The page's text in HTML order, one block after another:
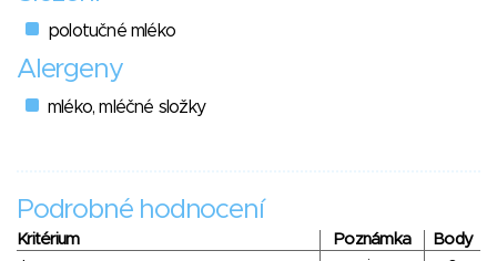
polotučné mléko
Alergeny
mléko, mléčné složky
Podrobné hodnocení
Kritérium Poznámka
Body